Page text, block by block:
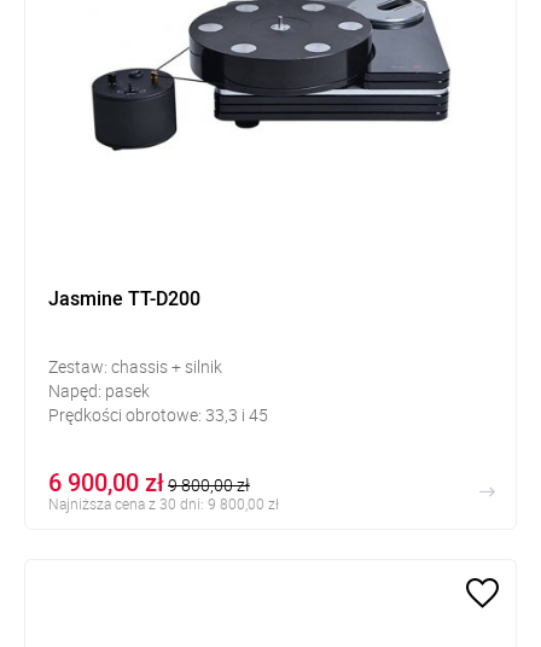
Jasmine TT-D200
Zestaw: chassis + silnik
Napęd: pasek
Prędkości obrotowe: 33,3 i 45
6 900,00 zł9 800,00 zł
Najniższa cena z 30 dni: 9 800,00 zł